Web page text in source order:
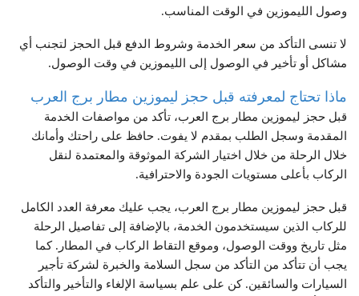
وصول الليموزين في الوقت المناسب.
لا تنسى التأكد من سعر الخدمة وشروط الدفع قبل الحجز لتجنب أي
مشاكل أو تأخير في الوصول إلى الليموزين في وقت الوصول.
ماذا تحتاج لمعرفته قبل حجز ليموزين مطار برج العرب
قبل حجز ليموزين مطار برج العرب، تأكد من مواصفات الخدمة
المقدمة وسجل الطلب بمقدم لا يفوت. حافظ على راحتك وأمانك
خلال الرحلة من خلال اختيار الشركة الموثوقة والمعتمدة لنقل
الركاب بأعلى مستويات الجودة والاحترافية.
قبل حجز ليموزين مطار برج العرب، يجب عليك معرفة العدد الكامل
للركاب الذين سيستخدمون الخدمة، بالإضافة إلى تفاصيل الرحلة
مثل تاريخ ووقت الوصول، وموقع التقاط الركاب في المطار. كما
يجب أن تتأكد من التأكد من سجل السلامة والخبرة لشركة تأجير
السيارات والسائقين. كن على علم بسياسة الإلغاء والتأخير والتأكد